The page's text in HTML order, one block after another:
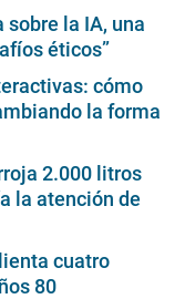
la IA, una
éticos”
cómo
la forma
2.000 litros
la atención de
cuatro
80